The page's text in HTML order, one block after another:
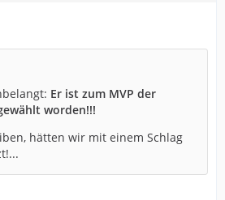
Er ist zum MVP der
worden!!!
hätten wir mit einem Schlag